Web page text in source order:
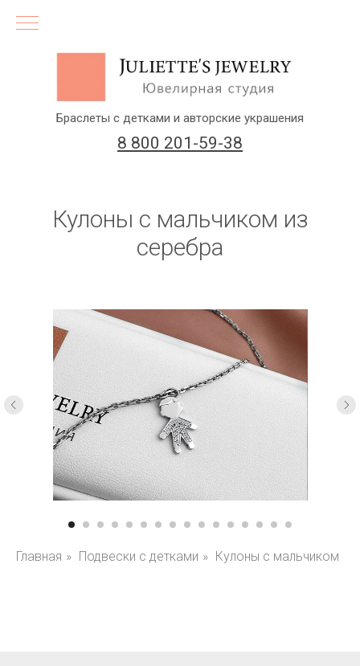
Заказать звонок
8 800 201-59-38
Браслеты с детками и авторские украшения
Кулоны с мальчиком из
серебра
Главная » Подвески с детками » Кулоны с мальчиком